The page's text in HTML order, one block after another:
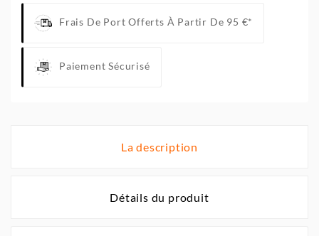
Frais De Port Offerts À Partir De 95 €*
Paiement Sécurisé
La description
Détails du produit